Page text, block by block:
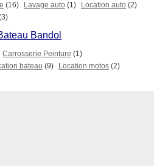
(16) Lavage auto (1) Location auto (2)
Bandol
Carrosserie Peinture (1)
bateau (9) Location motos (2)